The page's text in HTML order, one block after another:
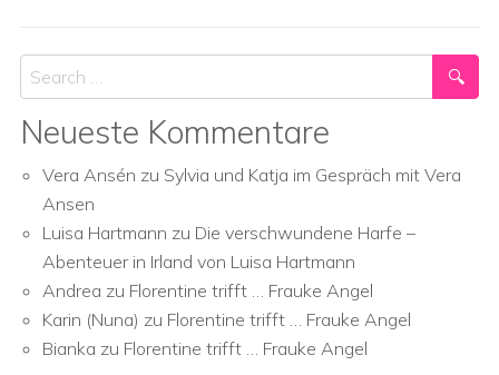
Search
Neueste Kommentare
Vera Ansén zu Sylvia und Katja im Gespräch mit Vera
Ansen
Luisa Hartmann zu Die verschwundene Harfe –
Abenteuer in Irland von Luisa Hartmann
Andrea zu Florentine trifft … Frauke Angel
Karin (Nuna) zu Florentine trifft … Frauke Angel
Bianka zu Florentine trifft … Frauke Angel